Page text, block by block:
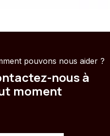
pouvons nous aider ?
nous à
moment